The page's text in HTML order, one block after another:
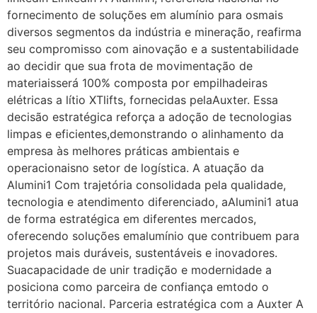
fornecimento de soluções em alumínio para osmais
diversos segmentos da indústria e mineração, reafirma
seu compromisso com ainovação e a sustentabilidade
ao decidir que sua frota de movimentação de
materiaisserá 100% composta por empilhadeiras
elétricas a lítio XTlifts, fornecidas pelaAuxter. Essa
decisão estratégica reforça a adoção de tecnologias
limpas e eficientes,demonstrando o alinhamento da
empresa às melhores práticas ambientais e
operacionaisno setor de logística. A atuação da
Alumini1 Com trajetória consolidada pela qualidade,
tecnologia e atendimento diferenciado, aAlumini1 atua
de forma estratégica em diferentes mercados,
oferecendo soluções emalumínio que contribuem para
projetos mais duráveis, sustentáveis e inovadores.
Suacapacidade de unir tradição e modernidade a
posiciona como parceira de confiança emtodo o
território nacional. Parceria estratégica com a Auxter A